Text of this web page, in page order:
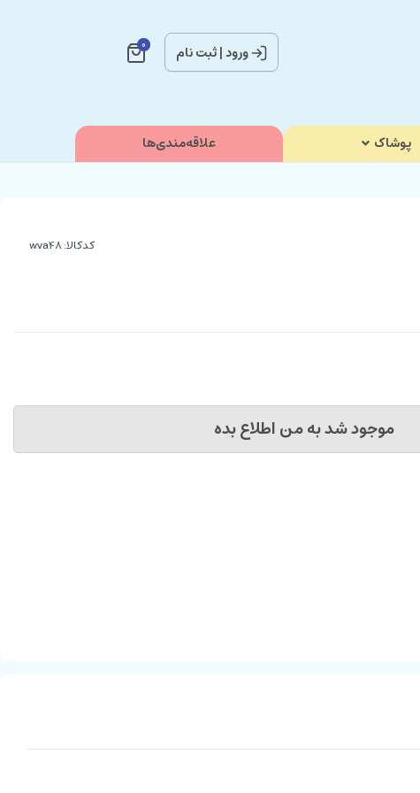
ورود|ثبت نام 0
پوشاک علاقه‌مندی‌ها
کدکالا:
موجود شد به من اطلاع بده